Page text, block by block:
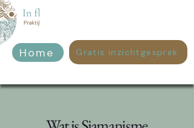
Home Gratis inzichtgesprek